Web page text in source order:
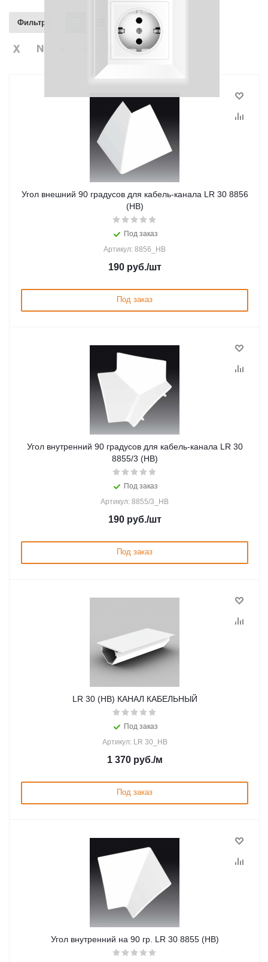
Фильтр
Угол внешний 90 градусов для кабель-канала LR 30 8856
(HB)
Под заказ
Артикул: 8856_HB
190руб./шт
Под заказ
Угол внутренний 90 градусов для кабель-канала LR 30
8855/3 (HB)
Под заказ
Артикул: 8855/3_HB
190руб./шт
Под заказ
LR 30 (HB) КАНАЛ КАБЕЛЬНЫЙ
Под заказ
Артикул: LR 30_HB
1 370руб./м
Под заказ
Угол внутренний на 90 гр. LR 30 8855 (HB)